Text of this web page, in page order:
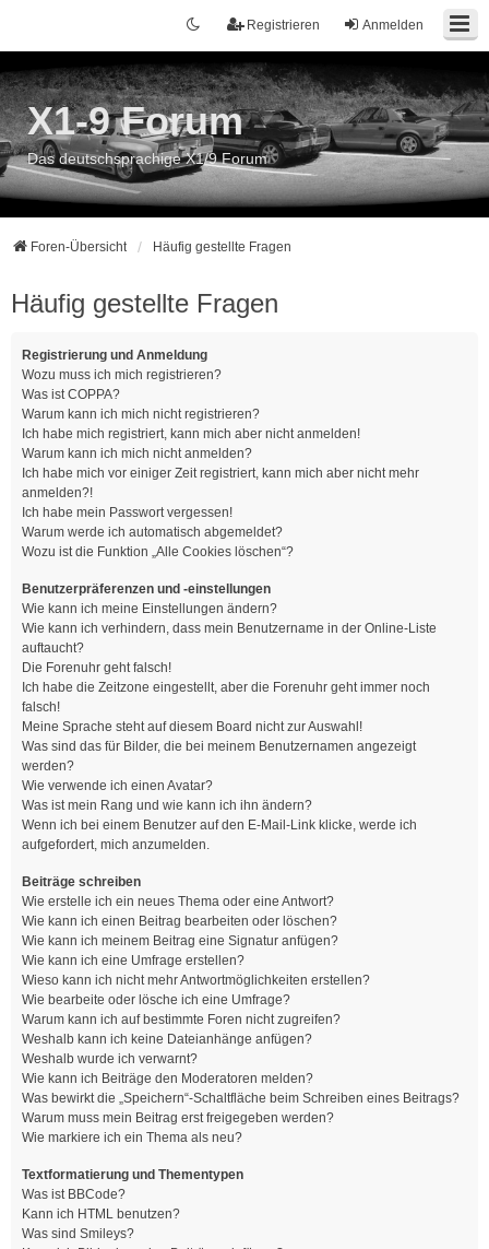
Anmelden
Registrieren
X1-9 Forum
Das deutschsprachige X1/9 Forum
Foren-Übersicht Häufig gestellte Fragen
Häufig gestellte Fragen
Registrierung und Anmeldung
Wozu muss ich mich registrieren?
Was ist COPPA?
Warum kann ich mich nicht registrieren?
Ich habe mich registriert, kann mich aber nicht anmelden!
Warum kann ich mich nicht anmelden?
Ich habe mich vor einiger Zeit registriert, kann mich aber nicht mehr
anmelden?!
Ich habe mein Passwort vergessen!
Warum werde ich automatisch abgemeldet?
Wozu ist die Funktion „Alle Cookies löschen“?
Benutzerpräferenzen und -einstellungen
Wie kann ich meine Einstellungen ändern?
Wie kann ich verhindern, dass mein Benutzername in der Online-Liste
auftaucht?
Die Forenuhr geht falsch!
Ich habe die Zeitzone eingestellt, aber die Forenuhr geht immer noch
falsch!
Meine Sprache steht auf diesem Board nicht zur Auswahl!
Was sind das für Bilder, die bei meinem Benutzernamen angezeigt
werden?
Wie verwende ich einen Avatar?
Was ist mein Rang und wie kann ich ihn ändern?
Wenn ich bei einem Benutzer auf den E-Mail-Link klicke, werde ich
aufgefordert, mich anzumelden.
Beiträge schreiben
Wie erstelle ich ein neues Thema oder eine Antwort?
Wie kann ich einen Beitrag bearbeiten oder löschen?
Wie kann ich meinem Beitrag eine Signatur anfügen?
Wie kann ich eine Umfrage erstellen?
Wieso kann ich nicht mehr Antwortmöglichkeiten erstellen?
Wie bearbeite oder lösche ich eine Umfrage?
Warum kann ich auf bestimmte Foren nicht zugreifen?
Weshalb kann ich keine Dateianhänge anfügen?
Weshalb wurde ich verwarnt?
Wie kann ich Beiträge den Moderatoren melden?
Was bewirkt die „Speichern“-Schaltfläche beim Schreiben eines Beitrags?
Warum muss mein Beitrag erst freigegeben werden?
Wie markiere ich ein Thema als neu?
Textformatierung und Thementypen
Was ist BBCode?
Kann ich HTML benutzen?
Was sind Smileys?